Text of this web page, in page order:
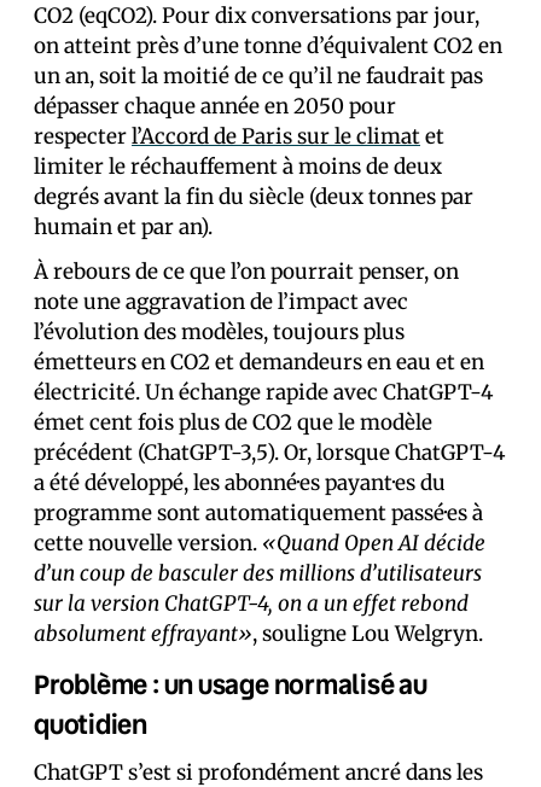
CO2 (eqCO2). Pour dix conversations par jour,
on atteint près d’une tonne d’équivalent CO2 en
un an, soit la moitié de ce qu’il ne faudrait pas
dépasser chaque année en 2050 pour
respecterl’Accord de Paris sur le climatet
limiter le réchauffement à moins de deux
degrés avant la fin du siècle (deux tonnes par
humain et par an).
À rebours de ce que l’on pourrait penser, on
note une aggravation de l’impact avec
l’évolution des modèles, toujours plus
émetteurs en CO2 et demandeurs en eau et en
électricité. Un échange rapide avec ChatGPT-4
émet cent fois plus de CO2 que le modèle
précédent (ChatGPT-3,5). Or, lorsque ChatGPT-4
a été développé, les abonné·es payant·es du
programme sont automatiquement passé·es à
cette nouvelle version. «Quand Open AI décide
d’un coup de basculer des millions d’utilisateurs
sur la version ChatGPT-4, on a un effet rebond
absolument effrayant», souligne Lou Welgryn.
Problème : un usage normalisé au
quotidien
ChatGPT s’est si profondément ancré dans les